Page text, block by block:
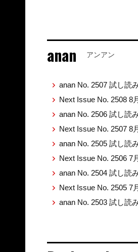
anan アンアン
anan No. 2507 試し読
Next Issue No. 2508 8
anan No. 2506 試し読
Next Issue No. 2507 8
anan No. 2505 試し読
Next Issue No. 2506 7
anan No. 2504 試し読
Next Issue No. 2505 7
anan No. 2503 試し読